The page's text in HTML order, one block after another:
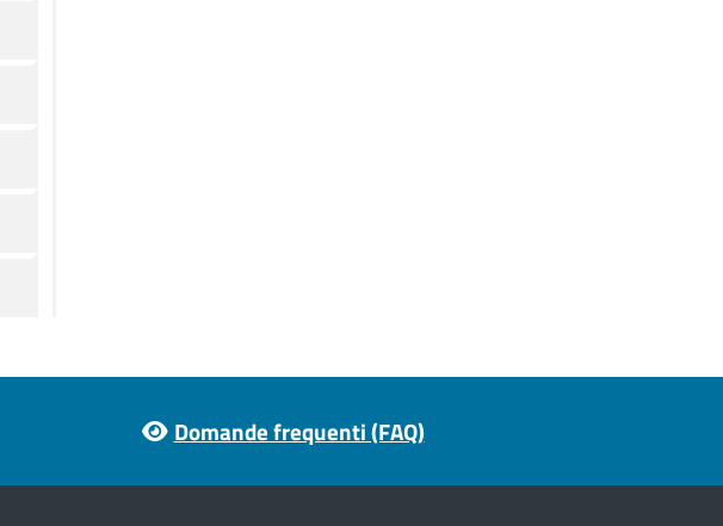
Domande frequenti (FAQ)